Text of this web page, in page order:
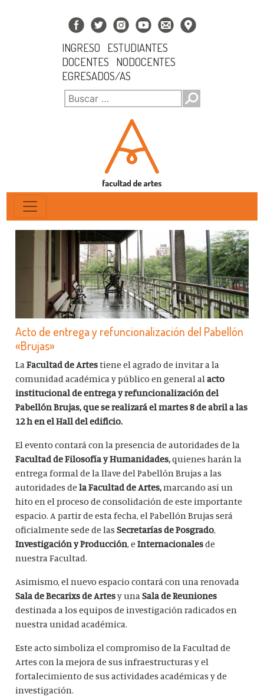
INGRESO
ESTUDIANTES
DOCENTES
NODOCENTES
EGRESADOS/AS
Acto de entrega y refuncionalización del Pabellón
«Brujas»
LaFacultad de Artestiene el agrado de invitar a la
comunidad académica y público en general alacto
institucional de entrega y refuncionalización del
Pabellón Brujas, que se realizará el martes 8 de abril a las
12 h en el Hall del edificio.
El evento contará con la presencia de autoridades de la
Facultad de Filosofía y Humanidades,quienes harán la
entrega formal de la llave del Pabellón Brujas a las
autoridades dela Facultad de Artes,marcando así un
hito en el proceso de consolidación de este importante
espacio. A partir de esta fecha, el Pabellón Brujas será
oficialmente sede de lasSecretarías de Posgrado,
Investigación y Producción, eInternacionalesde
nuestra Facultad.
Asimismo, el nuevo espacio contará con una renovada
Sala de Becarixs de Artesy unaSala de Reuniones
destinada a los equipos de investigación radicados en
nuestra unidad académica.
Este acto simboliza el compromiso de la Facultad de
Artes con la mejora de sus infraestructuras y el
fortalecimiento de sus actividades académicas y de
investigación.